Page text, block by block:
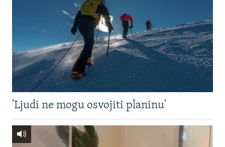
'Ljudi ne mogu osvojiti planinu'